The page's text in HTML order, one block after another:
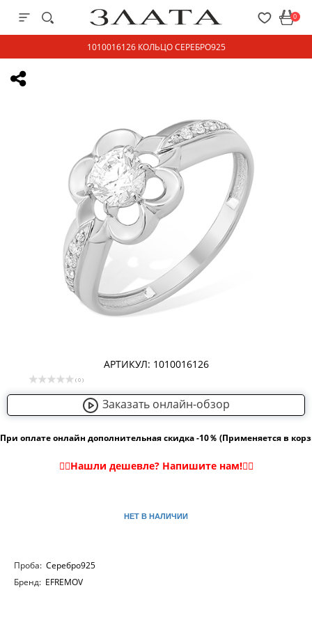
0
1010016126 КОЛЬЦО СЕРЕБРО925
АРТИКУЛ: 1010016126
( 0 )
Заказать онлайн-обзор
При оплате онлайн дополнительная скидка -10％ (Применяется в
НЕТ В НАЛИЧИИ
Проба: Серебро925
Бренд: EFREMOV